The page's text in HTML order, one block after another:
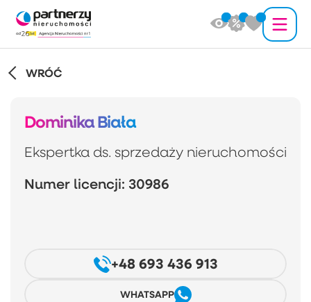
WRÓĆ
Dominika Biała
Ekspertka ds. sprzedaży nieruchomości
Numer licencji: 30986
+48 693 436 913
WHATSAPP